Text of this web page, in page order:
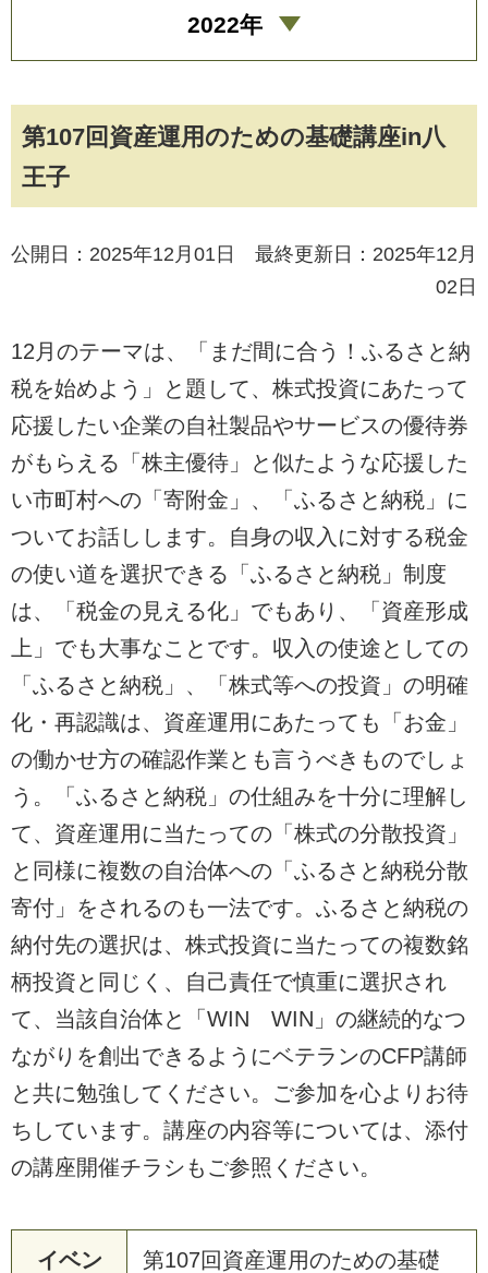
第107回資産運用のための基礎講座in八
王子
公開日：2025年12月01日 最終更新日：2025年12月
02日
12月のテーマは、「まだ間に合う！ふるさと納
税を始めよう」と題して、株式投資にあたって
応援したい企業の自社製品やサービスの優待券
がもらえる「株主優待」と似たような応援した
い市町村への「寄附金」、「ふるさと納税」に
ついてお話しします。自身の収入に対する税金
の使い道を選択できる「ふるさと納税」制度
は、「税金の見える化」でもあり、「資産形成
上」でも大事なことです。収入の使途としての
「ふるさと納税」、「株式等への投資」の明確
化・再認識は、資産運用にあたっても「お金」
の働かせ方の確認作業とも言うべきものでしょ
う。「ふるさと納税」の仕組みを十分に理解し
て、資産運用に当たっての「株式の分散投資」
と同様に複数の自治体への「ふるさと納税分散
寄付」をされるのも一法です。ふるさと納税の
納付先の選択は、株式投資に当たっての複数銘
柄投資と同じく、自己責任で慎重に選択され
て、当該自治体と「WIN WIN」の継続的なつ
ながりを創出できるようにベテランのCFP講師
と共に勉強してください。ご参加を心よりお待
ちしています。講座の内容等については、添付
の講座開催チラシもご参照ください。
イベン 第107回資産運用のための基礎
2022年